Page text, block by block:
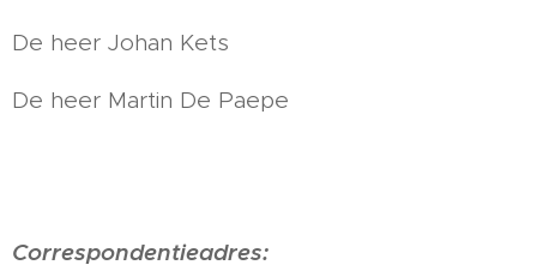
De heer Johan Kets
De heer Martin De Paepe
Correspondentieadres: